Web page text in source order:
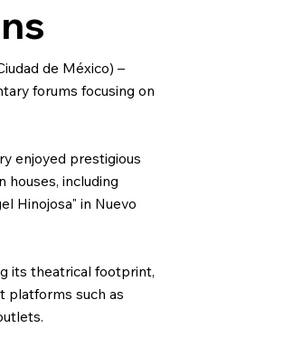
de México) –
forums focusing on
enjoyed prestigious
houses, including
Hinojosa" in Nuevo
its theatrical footprint,
platforms such as